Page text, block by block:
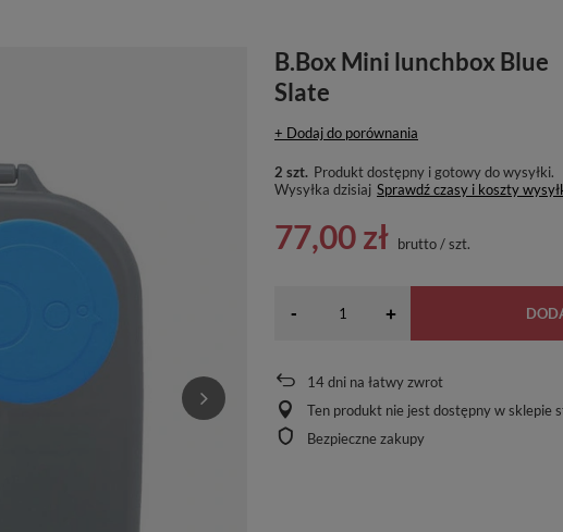
B.Box Mini lunchbox Blue
Slate
+ Dodaj do porównania
2 szt. Produkt dostępny i gotowy do wysyłki
Wysyłka dzisiaj Sprawdź czasy i koszty
77,00 zł brutto/szt.
- +
14dni na łatwy zwrot
Ten produkt nie jest dostępny w sklepie
Bezpieczne zakupy